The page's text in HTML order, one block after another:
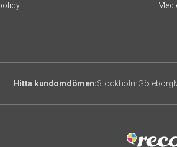
Hitta kundomdömen:StockholmGöteborg